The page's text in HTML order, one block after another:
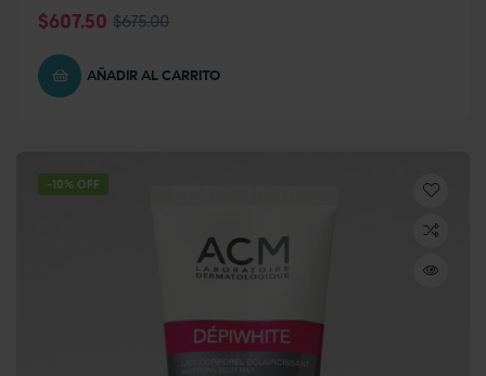
$675.00
$607.50
AÑADIR AL CARRITO
-10% OFF